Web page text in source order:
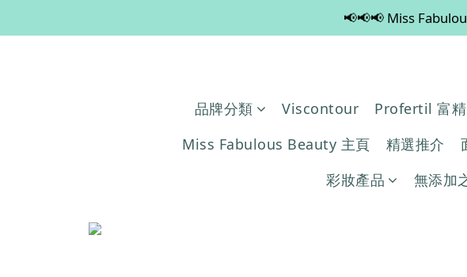
💡 全店
📢📢📢 Miss
品牌分類 Viscontour Profertil 富
Miss Fabulous Beauty 主頁
精選推介
彩妝產品
無添加